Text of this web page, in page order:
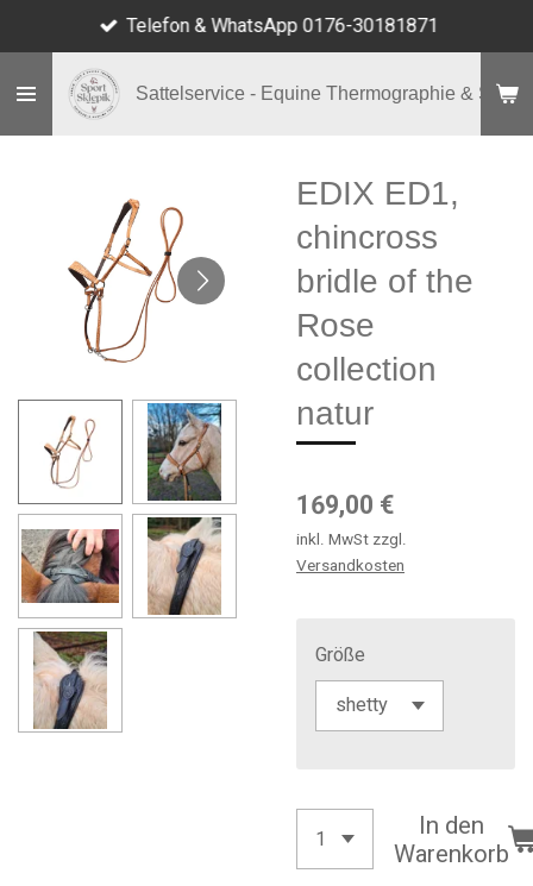
Hauptinhalt
springen
Sattelservice - Equine Thermographie & Shop
Telefon & WhatsApp 0176-30181871
EDIX ED1,
chincross
bridle of the
Rose
collection
natur
169,00 €
inkl. MwSt zzgl.
Versandkosten
Größe
In den
Warenkorb